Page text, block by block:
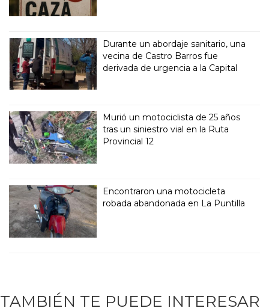
Durante un abordaje sanitario, una
vecina de Castro Barros fue
derivada de urgencia a la Capital
Murió un motociclista de 25 años
tras un siniestro vial en la Ruta
Provincial 12
Encontraron una motocicleta
robada abandonada en La Puntilla
TAMBIÉN TE PUEDE INTERESAR